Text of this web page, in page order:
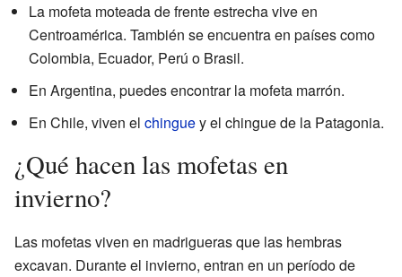
La mofeta moteada de frente estrecha vive en
Centroamérica. También se encuentra en países como
Colombia, Ecuador, Perú o Brasil.
En Argentina, puedes encontrar la mofeta marrón.
En Chile, viven el chinguey el chingue de la Patagonia.
¿Qué hacen las mofetas en
invierno?
Las mofetas viven en madrigueras que las hembras
excavan. Durante el invierno, entran en un período de